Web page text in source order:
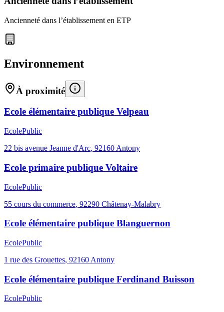
Ancienneté dans l’établissement en ETP
Environnement
À proximité
Ecole élémentaire publique Velpeau
EcolePublic
22 bis avenue Jeanne d'Arc, 92160 Antony
Ecole primaire publique Voltaire
EcolePublic
55 cours du commerce, 92290 Châtenay-Malabry
Ecole élémentaire publique Blanguernon
EcolePublic
1 rue des Grouettes, 92160 Antony
Ecole élémentaire publique Ferdinand Buisson
EcolePublic